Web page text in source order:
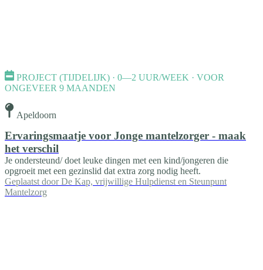
PROJECT (TIJDELIJK) · 0—2 UUR/WEEK · VOOR
ONGEVEER 9 MAANDEN
Apeldoorn
Ervaringsmaatje voor Jonge mantelzorger - maak
het verschil
Je ondersteund/ doet leuke dingen met een kind/jongeren die
opgroeit met een gezinslid dat extra zorg nodig heeft.
Geplaatst door De Kap, vrijwillige Hulpdienst en Steunpunt
Mantelzorg